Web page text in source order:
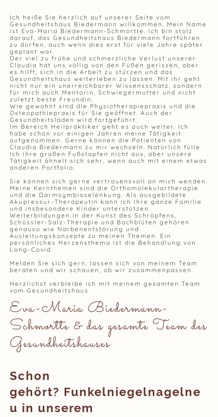
Ich heiße Sie herzlich auf unserer Seite vom
Gesundheitshaus Biedermann willkommen. Mein Name
ist Eva-Maria Biedermann-Schmortte. Ich bin stolz
darauf, das Gesundheitshaus Biedermann fortführen
zu dürfen, auch wenn dies erst für viele Jahre später
geplant war.
Der viel zu frühe und schmerzliche Verlust unserer
Claudia hat uns völlig von den Füßen gerissen, aber
es hilft, sich in die Arbeit zu stürzen und das
Gesundheitshaus weiterleben zu lassen. Mit ihr geht
nicht nur ein unerreichbarer Wissensschatz, sondern
für mich auch Mentorin, Schwiegermutter und nicht
zuletzt beste Freundin.
Wie gewohnt sind die Physiotherapiepraxis und die
Osteopathiepraxis für Sie geöffnet. Auch der
Gesundheitsladen wird fortgeführt.
Im Bereich Heilpraktiker geht es auch weiter. Ich
habe schon vor einigen Jahren meine Tätigkeit
aufgenommen. Gerne können die Patienten von
Claudia Biedermann zu mir wechseln. Natürlich fülle
ich ihre großen Fußstapfen nicht aus, aber unsere
Tätigkeit ähnelt sich sehr, wenn auch mit einem etwas
anderen Portfolio.
Sie können sich gerne vertrauensvoll an mich wenden.
Meine Kernthemen sind die Orthomolekulartherapie
und die Darmsymbioselenkung. Als ausgebildete
Akupressur-Therapeutin kann ich Ihre ganze Familie
und insbesondere Kinder unterstützen.
Weiterbildungen in der Kunst des Schröpfens,
Schüssler-Salz-Therapie und Bachblüten gehören
genauso wie Narbenentstörung und
Ausleitungskonzepte zu meinen Themen. Ein
persönliches Herzensthema ist die Behandlung von
Long-Covid.
Melden Sie sich gern, lassen sich von meinem Team
beraten und wir schauen, ob wir zusammenpassen.
Herzlichst verbleibe ich mit meinem gesamten Team
vom Gesundheitshaus
Eva-Maria Biedermann-
Schmortte & das gesamte Team des
Gesundheitshauses
Schon
gehört? Funkelniegelnagelne
u in unserem